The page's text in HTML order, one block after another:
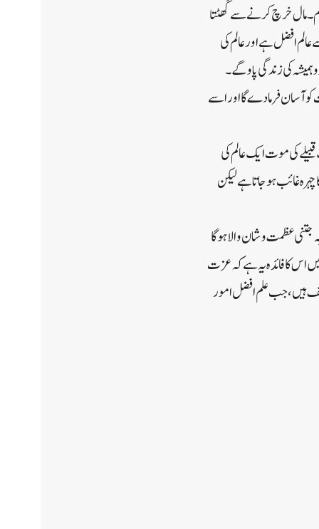
۔ مال خرچ کرنے سے گھٹتا
افضل ہے اور عالم کی
کی زندگی پاو گے ۔
آسان فرما دے گا اور اسے
کی موت ایک عالم کی
غائب ہو جاتا ہے لیکن
جتنی عظمت و شان والا ہوگا
اس کا فائدہ یہ ہے کہ عزت
ہیں ، جب علم افضل امور